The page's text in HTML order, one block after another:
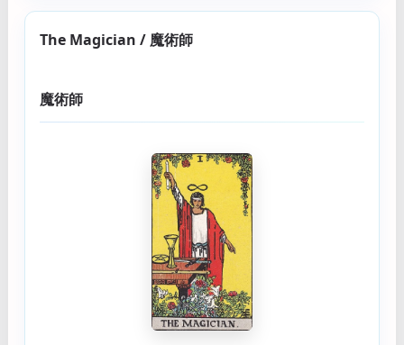
The Magician / 魔術師
魔術師